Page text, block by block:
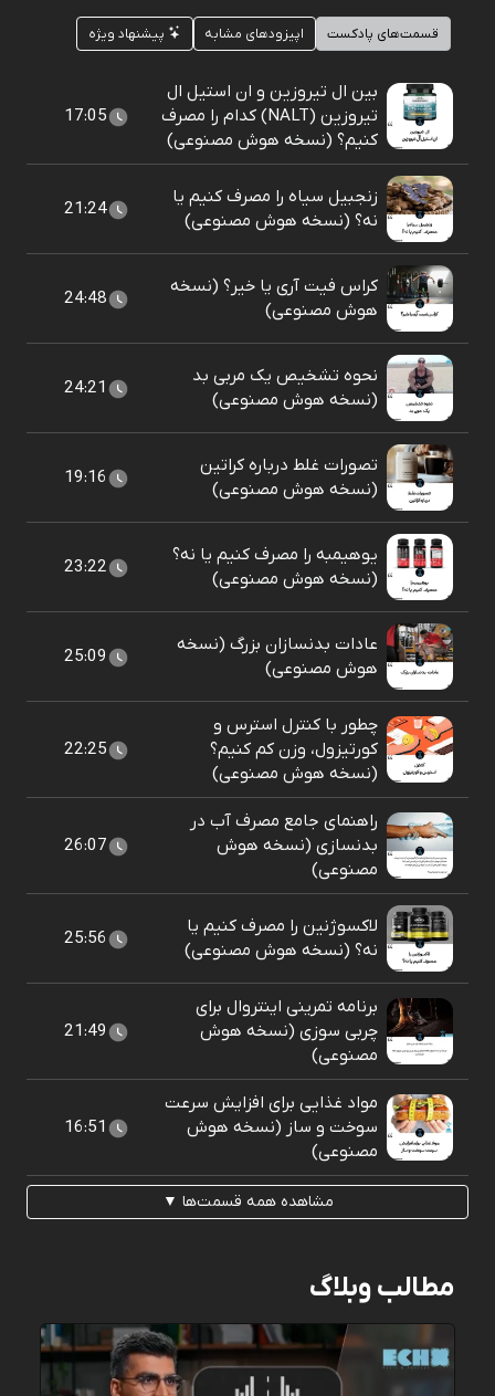
قسمت‌های پادکست اپیزودهای مشابه پیشنهاد ویژه
بین ال تیروزین و ان استیل ال
تیروزین (NALT) کدام را مصرف
کنیم؟ (نسخه هوش مصنوعی)
17:05
زنجبیل سیاه را مصرف کنیم یا
نه؟ (نسخه هوش مصنوعی)
21:24
کراس فیت آری یا خیر؟ (نسخه
هوش مصنوعی)
24:48
نحوه تشخیص یک مربی بد
(نسخه هوش مصنوعی)
24:21
تصورات غلط درباره کراتین
(نسخه هوش مصنوعی)
19:16
یوهیمبه را مصرف کنیم یا نه؟
(نسخه هوش مصنوعی)
23:22
عادات بدنسازان بزرگ (نسخه
هوش مصنوعی)
25:09
چطور با کنترل استرس و
کورتیزول، وزن کم کنیم؟
(نسخه هوش مصنوعی)
22:25
راهنمای جامع مصرف آب در
بدنسازی (نسخه هوش
مصنوعی)
26:07
لاکسوژنین را مصرف کنیم یا
نه؟ (نسخه هوش مصنوعی)
25:56
برنامه تمرینی اینتروال برای
چربی سوزی (نسخه هوش
مصنوعی)
21:49
مواد غذایی برای افزایش سرعت
سوخت و ساز (نسخه هوش
مصنوعی)
16:51
مشاهده همه قسمت‌ها ▼
مطالب وبلاگ